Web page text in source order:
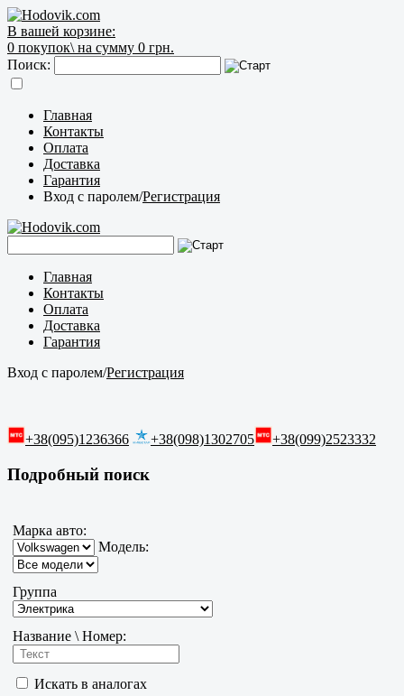
В вашей корзине:
0 покупок\ на сумму 0 грн.
Поиск:
Главная
Контакты
Оплата
Доставка
Гарантия
Вход с паролем/Регистрация
Главная
Контакты
Оплата
Доставка
Гарантия
Вход с паролем/Регистрация
+38(095)1236366 +38(098)1302705 +38(099)2523332
Подробный поиск
Марка авто:
Модель:
Группа
Название \ Номер:
Искать в аналогах